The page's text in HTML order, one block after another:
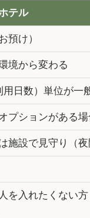
テル
預け）
境から変わる
用日数）単位が一
プションがある場
施設で見守り（夜
を入れたくない